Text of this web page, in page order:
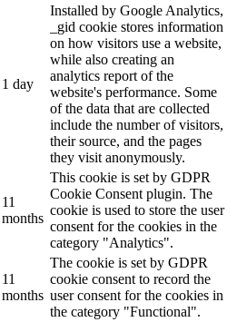
1 day
Installed by Google Analytics,
_gid cookie stores information
on how visitors use a website,
while also creating an
analytics report of the
website's performance. Some
of the data that are collected
include the number of visitors,
their source, and the pages
they visit anonymously.
11
months
This cookie is set by GDPR
Cookie Consent plugin. The
cookie is used to store the user
consent for the cookies in the
category "Analytics".
11
months
The cookie is set by GDPR
cookie consent to record the
user consent for the cookies in
the category "Functional".